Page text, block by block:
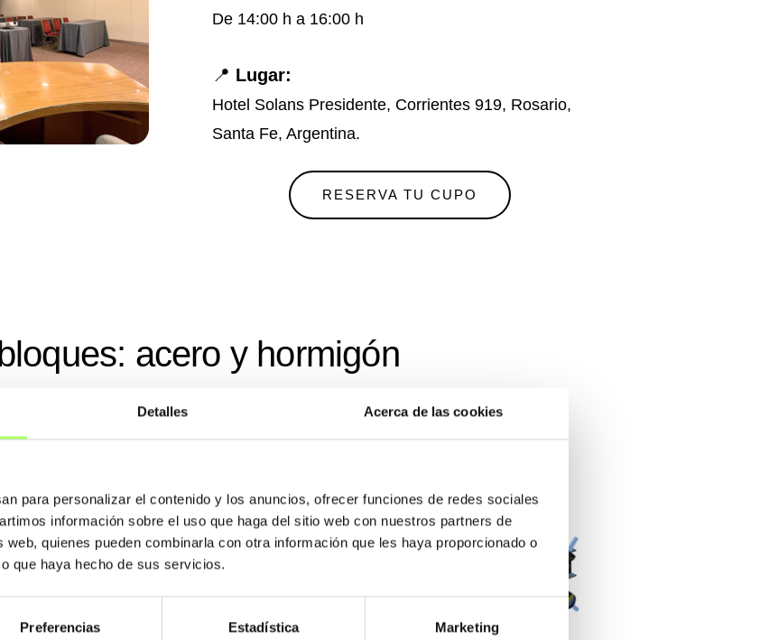
Detalles Acerca de las cookies
para personalizar el contenido y los anuncios, ofrecer funciones de redes sociales
información sobre el uso que haga del sitio web con nuestros partners de
quienes pueden combinarla con otra información que les haya proporcionado o
que haya hecho de sus servicios.
Preferencias Estadística Marketing
De 14:00 h a 16:00 h
📍 Lugar:
Hotel Solans Presidente, Corrientes 919, Rosario,
Santa Fe, Argentina.
RESERVA TU CUPO
acero y hormigón
Nos
de
acero, se